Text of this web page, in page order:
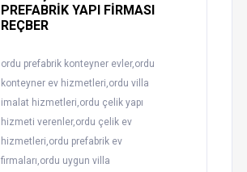
PREFABRİK YAPI FİRMASI
REÇBER
ordu prefabrik konteyner evler,ordu
konteyner ev hizmetleri,ordu villa
imalat hizmetleri,ordu çelik yapı
hizmeti verenler,ordu çelik ev
hizmetleri,ordu prefabrik ev
firmaları,ordu uygun villa